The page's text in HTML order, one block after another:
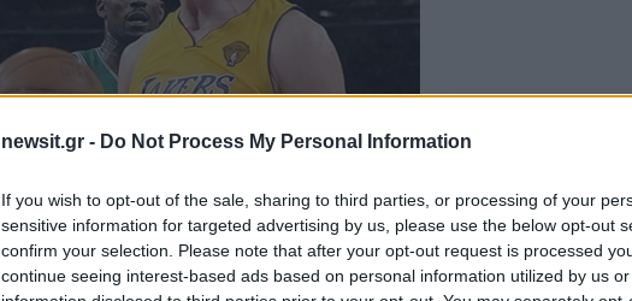
newsit.gr - Do Not Process My Personal Information
If you wish to opt-out of the sale, sharing to third parties, or processing of your
sensitive information for targeted advertising by us, please use the below opt-out
confirm your selection. Please note that after your opt-out request is processed
continue seeing interest-based ads based on personal information utilized by us